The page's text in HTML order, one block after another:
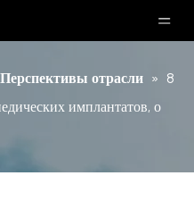
Перспективы отрасли » 8
имплантатов, о